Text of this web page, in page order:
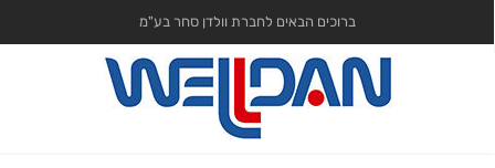
ברוכים הבאים לחברת וולדן סחר בע"מ